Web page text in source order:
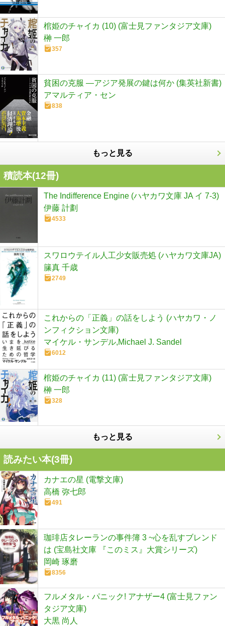
棺姫のチャイカ (10) (富士見ファンタジア文庫)
榊 一郎
357
貧困の克服 ―アジア発展の鍵は何か (集英社新書)
アマルティア・セン
838
もっと見る
積読本(12冊)
The Indifference Engine (ハヤカワ文庫 JA イ 7-3)
伊藤 計劃
4533
スワロウテイル人工少女販売処 (ハヤカワ文庫JA)
籘真 千歳
2749
これからの「正義」の話をしよう (ハヤカワ・ノ
ンフィクション文庫)
マイケル・サンデル,Michael J. Sandel
6012
棺姫のチャイカ (11) (富士見ファンタジア文庫)
榊 一郎
328
もっと見る
読みたい本(3冊)
カナエの星 (電撃文庫)
高橋 弥七郎
491
珈琲店タレーランの事件簿 3 ~心を乱すブレンド
は (宝島社文庫 『このミス』大賞シリーズ)
岡崎 琢磨
8356
フルメタル・パニック! アナザー4 (富士見ファン
タジア文庫)
大黒 尚人